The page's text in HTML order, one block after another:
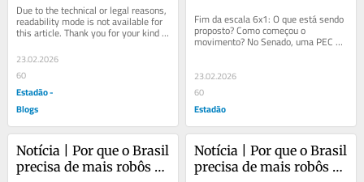
do DF enquanto durar
apuração do caso
Due to the technical or legal reasons,
readability mode is not available for
this article. Thank you for your kind
23.02.2026
60
Estadão -
Blogs
dos brasileiros, aponta
pesquisa
Fim da escala 6x1: O que está sendo
proposto? Como começou o
movimento? No Senado, uma PEC
que reduz a jornada para até 36
23.02.2026
60
Estadão
Notícia | Por que o Brasil
precisa de mais robôs
Notícia | Por que o Brasil
precisa de mais robôs